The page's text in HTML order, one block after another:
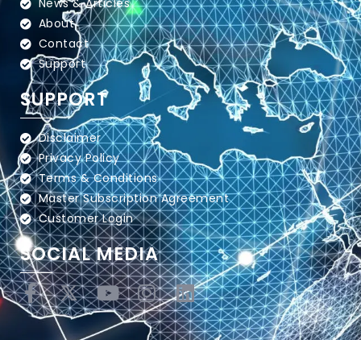
News & Articles
About
Contact
Support
SUPPORT
Disclaimer
Privacy Policy
Terms & Conditions
Master Subscription Agreement
Customer Login
SOCIAL MEDIA